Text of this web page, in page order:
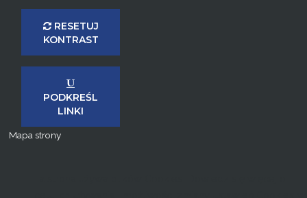
RESETUJ
KONTRAST
PODKREŚL
LINKI
Mapa strony